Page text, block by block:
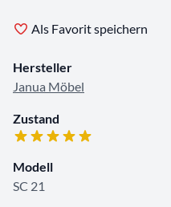
Als Favorit speichern
Hersteller
Janua Möbel
Zustand
Modell
SC 21